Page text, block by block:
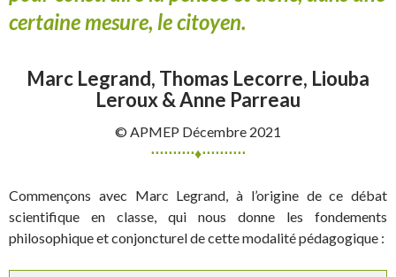
certaine mesure, le citoyen.
Marc Legrand, Thomas Lecorre, Liouba
Leroux & Anne Parreau
© APMEP Décembre 2021
⋅⋅⋅⋅⋅⋅⋅⋅⋅⋅♦⋅⋅⋅⋅⋅⋅⋅⋅⋅⋅
Commençons avec Marc Legrand, à l’origine de ce débat
scientifique en classe, qui nous donne les fondements
philosophique et conjoncturel de cette modalité pédagogique :